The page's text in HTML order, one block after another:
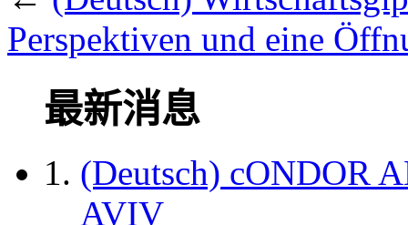
Perspektiven und eine
最新消息
(Deutsch) cONDOR
AVIV